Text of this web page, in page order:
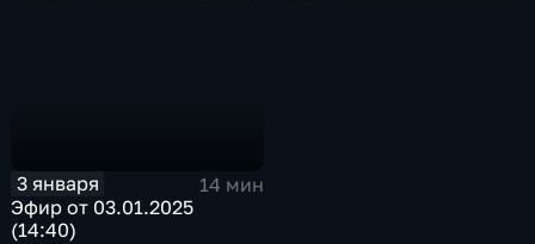
3 января
14 мин
Эфир от 03.01.2025
(14:40)